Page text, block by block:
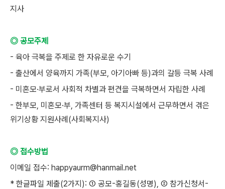
지사
◎ 공모주제
- 육아 극복을 주제로 한 자유로운 수기
- 출산에서 양육까지 가족(부모, 아기아빠 등)과의 갈등 극복 사례
- 미혼모·부로서 사회적 차별과 편견을 극복하면서 자립한 사례
- 한부모, 미혼모·부, 가족센터 등 복지시설에서 근무하면서 겪은
위기상황 지원사례(사회복지사)
◎ 접수방법
이메일 접수: happyaurm@hanmail.net
* 한글파일 제출(2가지): ① 공모-홍길동(성명), ② 참가신청서-